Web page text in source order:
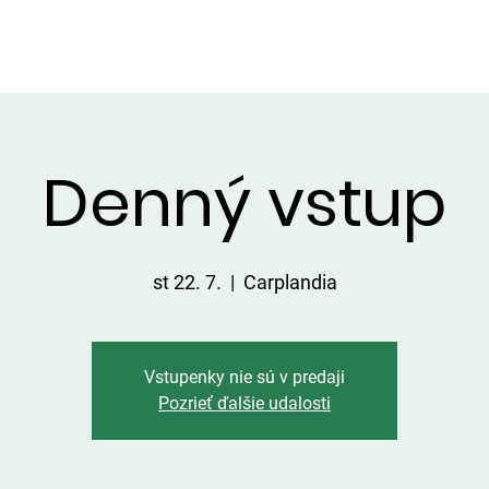
Denný vstup
st 22. 7.
  |
Carplandia
Vstupenky nie sú v predaji
Pozrieť ďalšie udalosti